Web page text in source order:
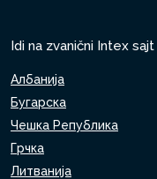
Idi na zvanični Intex
Албанија
Бугарска
Чешка Република
Грчка
Литванија